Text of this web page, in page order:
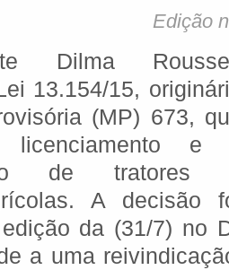
Edição
Dilma
13.154/15,
(MP) 673,
licenciamento e
de tratores
A decisão
da (31/7) no
a uma